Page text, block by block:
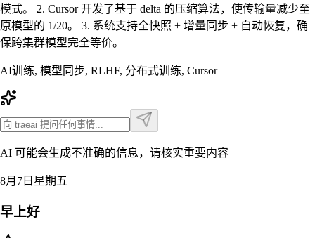
模式。 2. Cursor 开发了基于 delta 的压缩算法，使传输量减少至
原模型的 1/20。 3. 系统支持全快照 + 增量同步 + 自动恢复，确
保跨集群模型完全等价。
AI训练, 模型同步, RLHF, 分布式训练, Cursor
AI 可能会生成不准确的信息，请核实重要内容
8月7日星期五
早上好